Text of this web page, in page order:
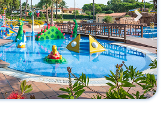
Next